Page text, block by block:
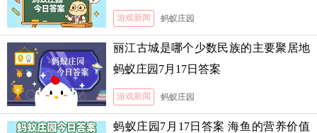
游戏新闻 蚂蚁庄园
丽江古城是哪个少数民族的主要聚居地
蚂蚁庄园7月17日答案
游戏新闻 蚂蚁庄园
蚂蚁庄园7月17日答案 海鱼的营养价值